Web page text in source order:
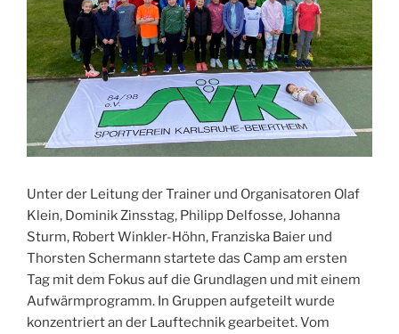
Unter der Leitung der Trainer und Organisatoren Olaf
Klein, Dominik Zinsstag, Philipp Delfosse, Johanna
Sturm, Robert Winkler-Höhn, Franziska Baier und
Thorsten Schermann startete das Camp am ersten
Tag mit dem Fokus auf die Grundlagen und mit einem
Aufwärmprogramm. In Gruppen aufgeteilt wurde
konzentriert an der Lauftechnik gearbeitet. Vom